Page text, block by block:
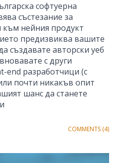
софтуерна
състезание за
към нейния продукт
предизвиква вашите
създавате авторски уеб
с други
end разработчици (с
почти никакъв опит
шанс да станете
COMMENTS (4)